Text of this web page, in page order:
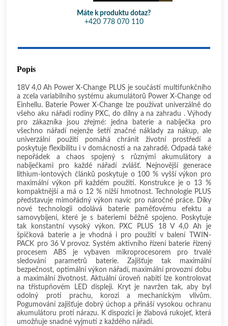
Máte k produktu dotaz?
+420 778 070 110
Popis
18V 4,0 Ah Power X-Change PLUS je součástí multifunkčního
a zcela variabilního systému akumulátorů Power X-Change od
Einhellu. Baterie Power X-Change lze používat univerzálně do
všeho aku nářadí rodiny PXC, do dílny a na zahradu . Výhody
pro zákazníka jsou zřejmé: jedna baterie a nabíječka pro
všechno nářadí nejenže šetří značné náklady za nákup, ale
univerzální použití pomáhá chránit životní prostředí a
poskytuje flexibilitu i v domácnosti a na zahradě. Odpadá také
nepořádek a chaos spojený s různými akumulátory a
nabíječkami pro každé nářadí zvlášť. Nejnovější generace
lithium-iontových článků poskytuje o 100 % vyšší výkon pro
maximální výkon při každém použití. Konstrukce je o 13 %
kompaktnější a má o 12 % nižší hmotnost. Technologie PLUS
představuje mimořádný výkon navíc pro náročné práce. Díky
nové technologii odolává baterie paměťovému efektu a
samovybíjení, které je s bateriemi běžně spojeno. Poskytuje
tak konstantní vysoký výkon. PXC PLUS 18 V 4,0 Ah je
špičková baterie a je vhodná i pro použití v balení TWIN-
PACK pro 36 V provoz. Systém aktivního řízení baterie řízený
procesem ABS je vybaven mikroprocesorem pro trvalé
sledování parametrů baterie. Zajišťuje tak maximální
bezpečnost, optimální výkon nářadí, maximální provozní dobu
a maximální životnost. Aktuální úroveň nabití lze kontrolovat
na třístupňovém LED displeji. Kryt je navržen tak, aby byl
odolný proti prachu, korozi a mechanickým vlivům.
Pogumování zajišťuje dobrý úchop a přináší vysokou ochranu
akumulátoru proti nárazu. K dispozici je žlabová rukojeť, která
umožňuje snadné vyjmutí z každého nářadí.